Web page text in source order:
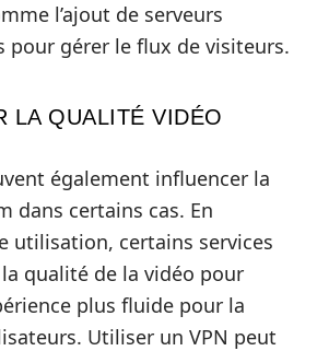
l’ajout de serveurs
pour gérer le flux de visiteurs.
LA QUALITÉ VIDÉO
également influencer la
dans certains cas. En
utilisation, certains services
qualité de la vidéo pour
plus fluide pour la
Utiliser un VPN peut